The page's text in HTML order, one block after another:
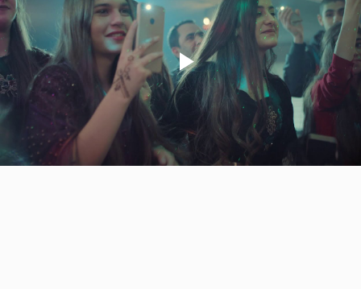
Play
Video